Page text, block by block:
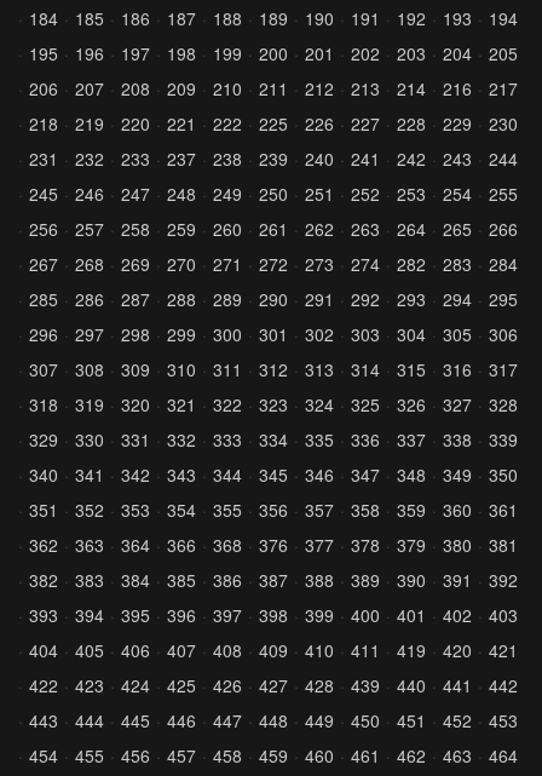
184 185 186 187 188 189 190 191 192 193
194
195
196 197 198 199 200 201 202 203 204
205
206
207 208 209 210 211 212 213 214 216
217
218
219 220 221 222 225 226 227 228 229
230
231
232 233 237 238 239 240 241 242 243
244
245
246 247 248 249 250 251 252 253 254
255
256
257 258 259 260 261 262 263 264 265
266
267
268 269 270 271 272 273 274 282 283
284
285
286 287 288 289 290 291 292 293 294
295
296
297 298 299 300 301 302 303 304 305
306
307
308 309 310 311 312 313 314 315 316
317
318
319 320 321 322 323 324 325 326 327
328
329
330 331 332 333 334 335 336 337 338
339
340
341 342 343 344 345 346 347 348 349
350
351
352 353 354 355 356 357 358 359 360
361
362
363 364 366 368 376 377 378 379 380
381
382
383 384 385 386 387 388 389 390 391
392
393
394 395 396 397 398 399 400 401 402
403
404
405 406 407 408 409 410 411 419 420
421
422
423 424 425 426 427 428 439 440 441
442
443
444 445 446 447 448 449 450 451 452
453
454
455 456 457 458 459 460 461 462 463
464